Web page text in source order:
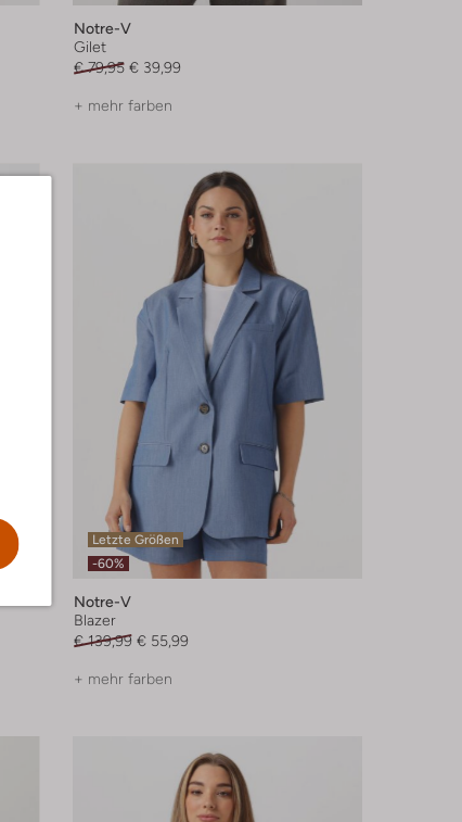
Notre-V
Gilet
€ 79,95 € 39,99
+ mehr farben
Letzte Größen
-60%
Notre-V
Blazer
€ 139,99 € 55,99
+ mehr farben